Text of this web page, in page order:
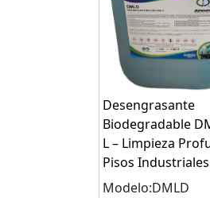
Desengrasante
Biodegradable
L – Limpieza
Pisos Industriales
Modelo:DMLD